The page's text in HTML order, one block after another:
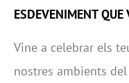
ESDEVENIMENT
Vine a celebrar els
nostres ambients